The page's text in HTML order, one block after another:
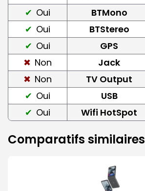
Oui
BTMono
Oui
BTStereo
Oui
GPS
Non
Jack
Non
TV Output
Oui
USB
Oui
Wifi HotSpot
Comparatifs similaires